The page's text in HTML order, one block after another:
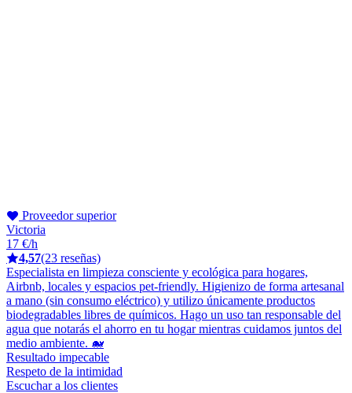
Proveedor superior
Victoria
17 €/h
4,57(23 reseñas)
Especialista en limpieza consciente y ecológica para hogares,
Airbnb, locales y espacios pet-friendly. Higienizo de forma artesanal
a mano (sin consumo eléctrico) y utilizo únicamente productos
biodegradables libres de químicos. Hago un uso tan responsable del
agua que notarás el ahorro en tu hogar mientras cuidamos juntos del
medio ambiente. 🐋
Resultado impecable
Respeto de la intimidad
Escuchar a los clientes